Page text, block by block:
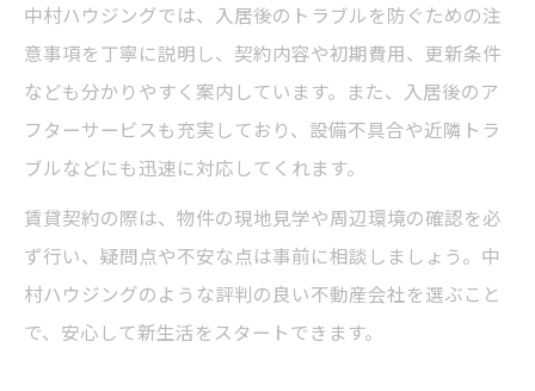
中村ハウジングでは、入居後のトラブルを防ぐための注
意事項を丁寧に説明し、契約内容や初期費用、更新条件
なども分かりやすく案内しています。また、入居後のア
フターサービスも充実しており、設備不具合や近隣トラ
ブルなどにも迅速に対応してくれます。
賃貸契約の際は、物件の現地見学や周辺環境の確認を必
ず行い、疑問点や不安な点は事前に相談しましょう。中
村ハウジングのような評判の良い不動産会社を選ぶこと
で、安心して新生活をスタートできます。